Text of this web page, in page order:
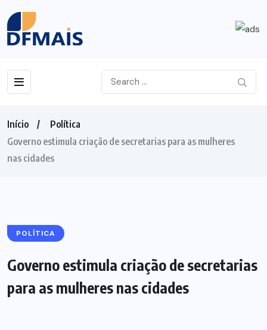
Início
Política
Governo estimula criação de secretarias para as mulheres
nas cidades
POLÍTICA
Governo estimula criação de secretarias
para as mulheres nas cidades